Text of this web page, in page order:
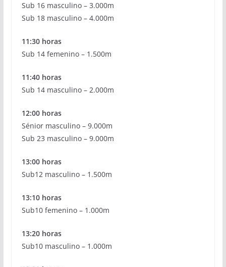
Sub 16 masculino – 3.000m
Sub 18 masculino – 4.000m
11:30 horas
Sub 14 femenino – 1.500m
11:40 horas
Sub 14 masculino – 2.000m
12:00 horas
Sénior masculino – 9.000m
Sub 23 masculino – 9.000m
13:00 horas
Sub12 masculino – 1.500m
13:10 horas
Sub10 femenino – 1.000m
13:20 horas
Sub10 masculino – 1.000m